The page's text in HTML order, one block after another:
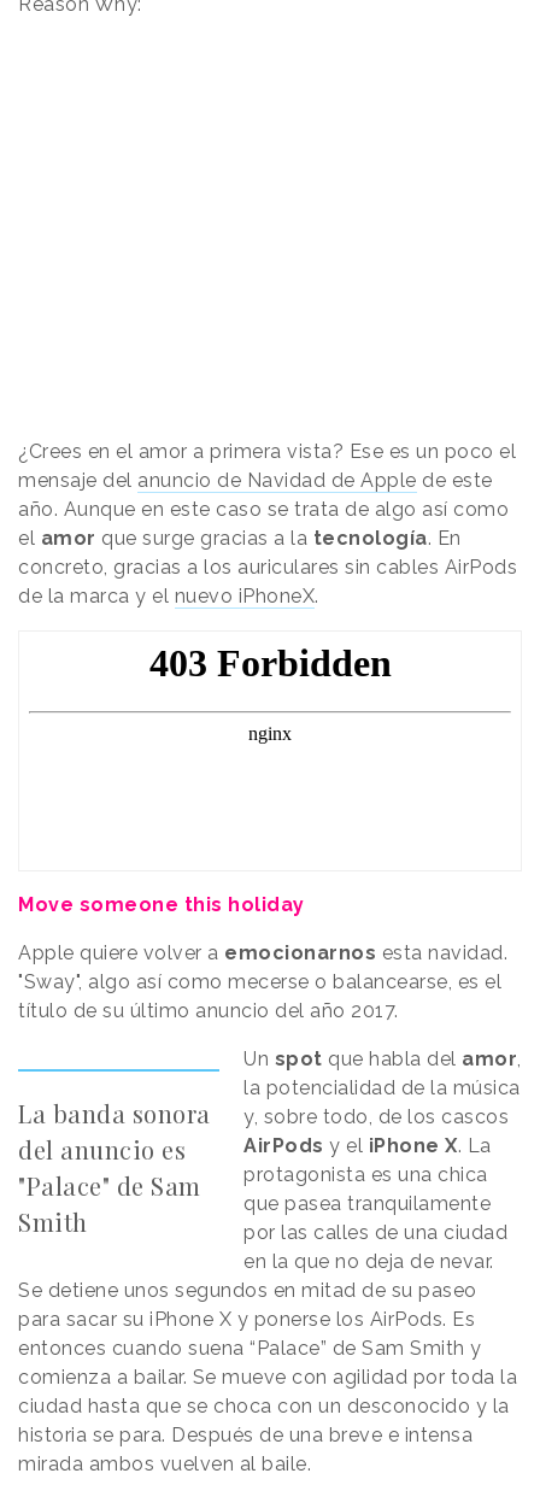
Reason Why:
¿Crees en el amor a primera vista? Ese es un poco el
mensaje del anuncio de Navidad de Apple de este
año. Aunque en este caso se trata de algo así como
el amor que surge gracias a la tecnología. En
concreto, gracias a los auriculares sin cables AirPods
de la marca y el nuevo iPhoneX.
Move someone this holiday
Apple quiere volver a emocionarnos esta navidad.
"Sway", algo así como mecerse o balancearse, es el
título de su último anuncio del año 2017.
La banda sonora
del anuncio es
"Palace" de Sam
Smith
Un spot que habla del amor,
la potencialidad de la música
y, sobre todo, de los cascos
AirPods y el iPhone X. La
protagonista es una chica
que pasea tranquilamente
por las calles de una ciudad
en la que no deja de nevar.
Se detiene unos segundos en mitad de su paseo
para sacar su iPhone X y ponerse los AirPods. Es
entonces cuando suena “Palace” de Sam Smith y
comienza a bailar. Se mueve con agilidad por toda la
ciudad hasta que se choca con un desconocido y la
historia se para. Después de una breve e intensa
mirada ambos vuelven al baile.